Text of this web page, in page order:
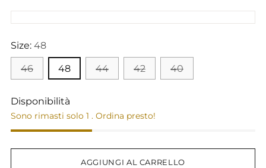
Size: 48
46
48 44 42 40
Disponibilità
Sono rimasti solo 1 . Ordina presto!
AGGIUNGI AL CARRELLO